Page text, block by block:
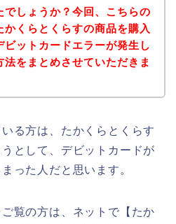
でしょうか？今回、こちらの
かくらとくらすの商品を購入
ビットカードエラーが発生し
法をまとめさせていただきま
る方は、たかくらとくらす
として、デビットカードが
った人だと思います。
覧の方は、ネットで【たか